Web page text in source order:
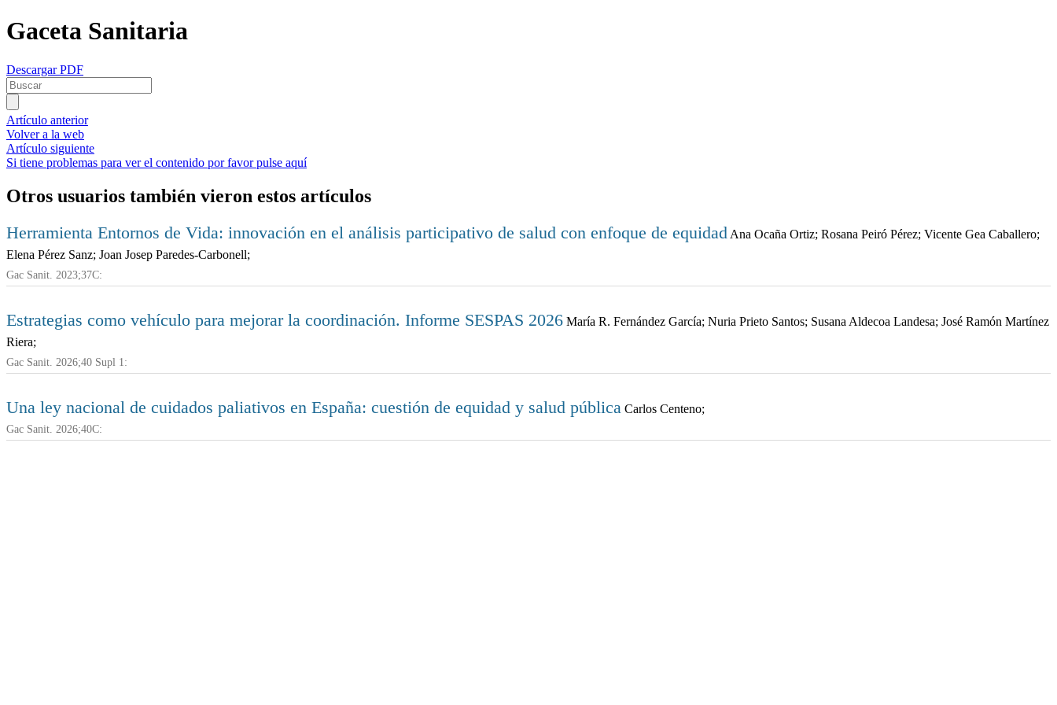
Gaceta Sanitaria
Descargar PDF
Artículo anterior
Volver a la web
Artículo siguiente
Si tiene problemas para ver el contenido por favor pulse aquí
Otros usuarios también vieron estos artículos
Herramienta Entornos de Vida: innovación en el análisis participativo de salud con enfoque de equidad Ana Ocaña Ortiz; Rosana Peiró Pérez; Vicente Gea Caballero;
Elena Pérez Sanz; Joan Josep Paredes-Carbonell;
Gac Sanit. 2023;37C:
Estrategias como vehículo para mejorar la coordinación. Informe SESPAS 2026 María R. Fernández García; Nuria Prieto Santos; Susana Aldecoa Landesa; José Ramón Martínez
Riera;
Gac Sanit. 2026;40 Supl 1:
Una ley nacional de cuidados paliativos en España: cuestión de equidad y salud pública Carlos Centeno;
Gac Sanit. 2026;40C: